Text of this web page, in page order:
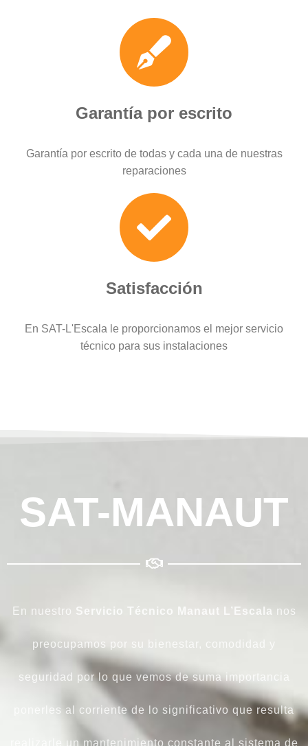
Garantía por escrito
Garantía por escrito de todas y cada una de nuestras
reparaciones
Satisfacción
En SAT-L'Escala le proporcionamos el mejor servicio
técnico para sus instalaciones
SAT-MANAUT
En nuestro Servicio Técnico Manaut L’Escala nos
preocupamos por su bienestar, comodidad y
seguridad por lo que vemos de suma importancia
ponerles al corriente de lo significativo que resulta
realizarle un mantenimiento constante al sistema de